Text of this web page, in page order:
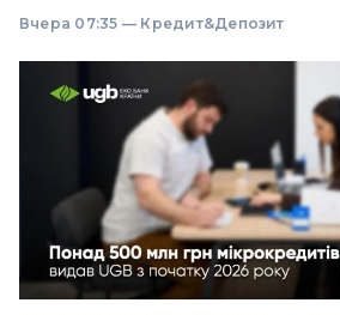
Вчера 07:35 — Кредит&Депозит